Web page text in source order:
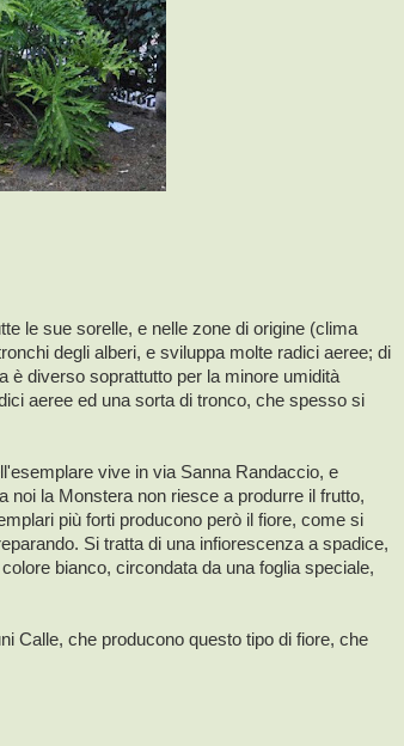
le sue sorelle, e nelle zone di origine (clima
degli alberi, e sviluppa molte radici aeree; di
è diverso soprattutto per la minore umidità
aeree ed una sorta di tronco, che spesso si
vive in via Sanna Randaccio, e
noi la Monstera non riesce a produrre il frutto,
più forti producono però il fiore, come si
Si tratta di una infiorescenza a spadice,
bianco, circondata da una foglia speciale,
Calle, che producono questo tipo di fiore, che